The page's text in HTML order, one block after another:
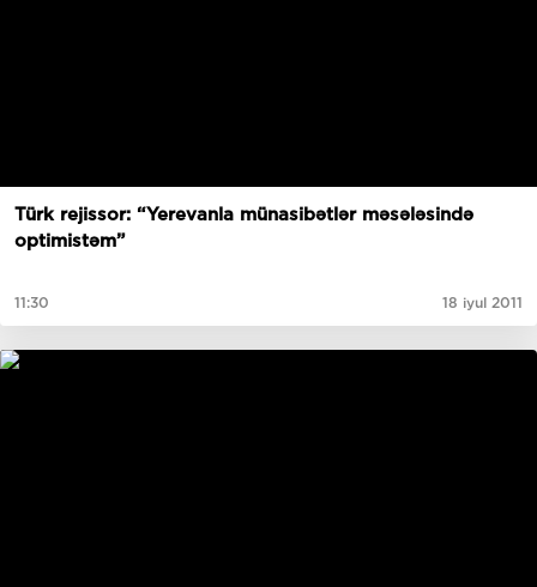
Türk rejissor: “Yerevanla münasibətlər məsələsində
optimistəm”
11:30 18 iyul 2011